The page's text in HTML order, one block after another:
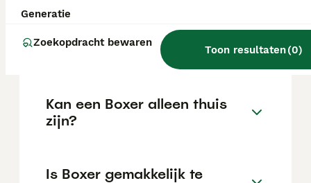
Generatie
Zoekopdracht bewaren
Toon resultaten(0)
Hoeveel jaar leeft een Boxer?
Kan een Boxer alleen thuis
zijn?
Is Boxer gemakkelijk te